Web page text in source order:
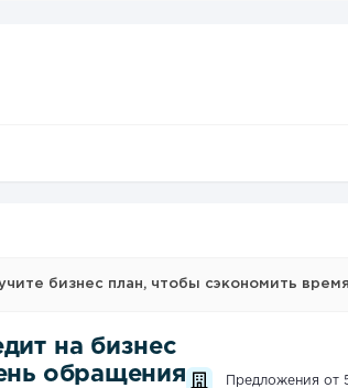
бизнес план, чтобы сэкономить время
на бизнес
обращения
Предложения от